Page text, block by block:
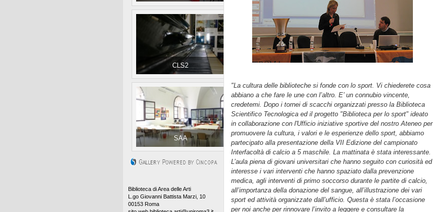
CLS2
SAA
Biblioteca di Area delle Arti
L.go Giovanni Battista Marzi, 10
00153 Roma
"La cultura delle biblioteche si fonde con lo sport. Vi chiederete cosa
abbiano a che fare le une con l’altro. E’ un connubio vincente,
credetemi. Dopo i tornei di scacchi organizzati presso la Biblioteca
Scientifico Tecnologica ed il progetto "Biblioteca per lo sport" ideato
in collaborazione con l'Ufficio iniziative sportive del nostro Ateneo per
promuovere la cultura, i valori e le esperienze dello sport, abbiamo
partecipato alla presentazione della VII Edizione del campionato
Interfacoltà di calcio a 5 maschile. La mattinata è stata interessante.
L’aula piena di giovani universitari che hanno seguito con curiosità ed
interesse i vari interventi che hanno spaziato dalla prevenzione
medica, agli interventi di primo soccorso durante le partite di calcio,
all’importanza della donazione del sangue, all’illustrazione dei vari
sport ed attività organizzate dall’ufficio. Questa è stata l’occasione
per noi anche per rinnovare l’invito a leggere e consultare la